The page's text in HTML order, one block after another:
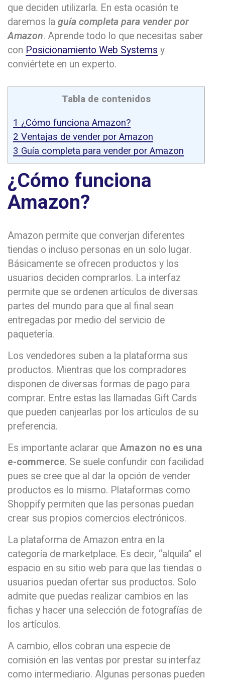
que deciden utilizarla. En esta ocasión te
daremos la guía completa para vender por
Amazon. Aprende todo lo que necesitas saber
con Posicionamiento Web Systems y
conviértete en un experto.
Tabla de contenidos
1 ¿Cómo funciona Amazon?
2 Ventajas de vender por Amazon
3 Guía completa para vender por Amazon
¿Cómo funciona
Amazon?
Amazon permite que converjan diferentes
tiendas o incluso personas en un solo lugar.
Básicamente se ofrecen productos y los
usuarios deciden comprarlos. La interfaz
permite que se ordenen artículos de diversas
partes del mundo para que al final sean
entregadas por medio del servicio de
paquetería.
Los vendedores suben a la plataforma sus
productos. Mientras que los compradores
disponen de diversas formas de pago para
comprar. Entre estas las llamadas Gift Cards
que pueden canjearlas por los artículos de su
preferencia.
Es importante aclarar que Amazon no es una
e-commerce. Se suele confundir con facilidad
pues se cree que al dar la opción de vender
productos es lo mismo. Plataformas como
Shoppify permiten que las personas puedan
crear sus propios comercios electrónicos.
La plataforma de Amazon entra en la
categoría de marketplace. Es decir, “alquila” el
espacio en su sitio web para que las tiendas o
usuarios puedan ofertar sus productos. Solo
admite que puedas realizar cambios en las
fichas y hacer una selección de fotografías de
los artículos.
A cambio, ellos cobran una especie de
comisión en las ventas por prestar su interfaz
como intermediario. Algunas personas pueden